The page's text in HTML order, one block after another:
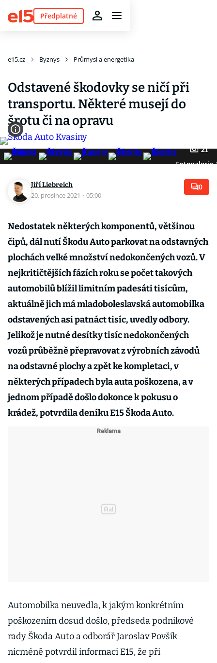
Předplatné
e15.cz Byznys Průmysl a energetika
Odstavené škodovky se ničí při
transportu. Některé musejí do
šrotu či na opravu
21
Fotogalerie
Jiří Liebreich
20. prosince 2021 · 05:00
0
Nedostatek některých komponentů, většinou
čipů, dál nutí Škodu Auto parkovat na odstavných
plochách velké množství nedokončených vozů. V
nejkritičtějších fázích roku se počet takových
automobilů blížil limitním padesáti tisícům,
aktuálně jich má mladoboleslavská automobilka
odstavených asi patnáct tisíc, uvedly odbory.
Jelikož je nutné desítky tisíc nedokončených
vozů průběžně přepravovat z výrobních závodů
na odstavné plochy a zpět ke kompletaci, v
některých případech byla auta poškozena, a v
jednom případě došlo dokonce k pokusu o
krádež, potvrdila deníku E15 Škoda Auto.
Automobilka neuvedla, k jakým konkrétním
poškozením dosud došlo, předseda podnikové
rady Škoda Auto a odborář Jaroslav Povšík
nicméně potvrdil informaci E15, že při